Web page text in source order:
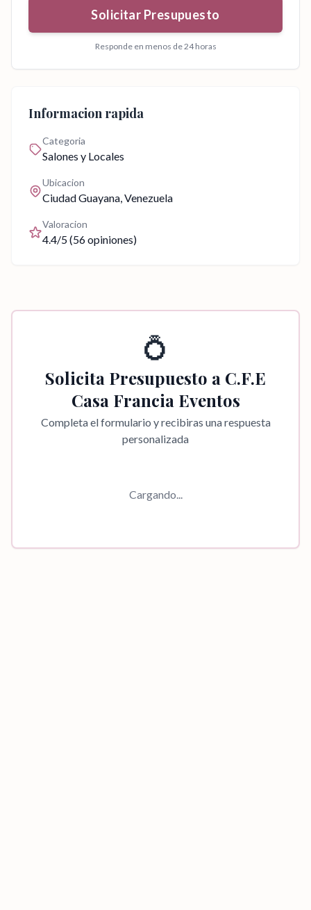
Solicitar Presupuesto
Responde en menos de 24 horas
Informacion rapida
Categoria
Salones y Locales
Ubicacion
Ciudad Guayana, Venezuela
Valoracion
4.4/5 (56opiniones)
💍
Solicita Presupuesto a C.F.E
Casa Francia Eventos
Completa el formulario y recibiras una respuesta
personalizada
Cargando...